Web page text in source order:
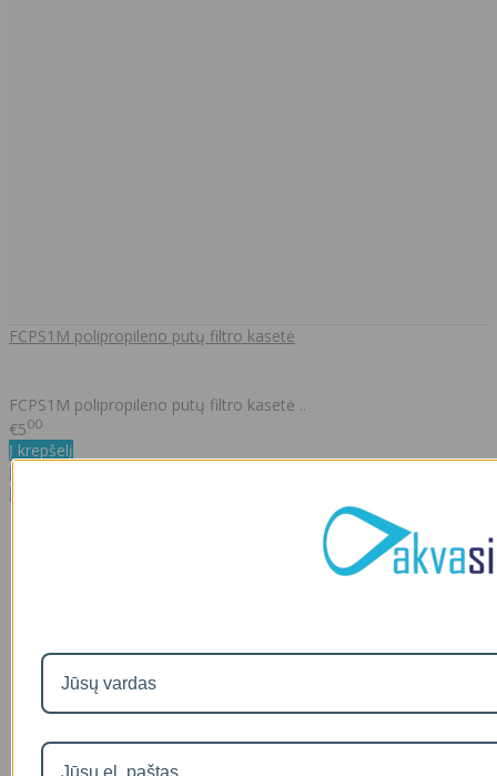
FCPS1M polipropileno putų filtro kasetė
FCPS1M polipropileno putų filtro kasetė ..
€500
Į krepšelį
Į palyginimą
Į norų sąrašą